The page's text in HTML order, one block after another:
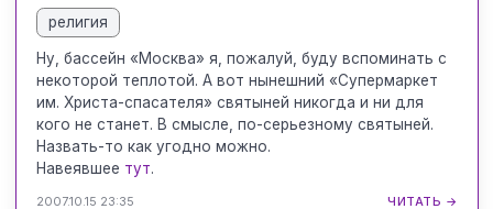
религия
Ну, бассейн «Москва» я, пожалуй, буду вспоминать с
некоторой теплотой. А вот нынешний «Супермаркет
им. Христа-спасателя» святыней никогда и ни для
кого не станет. В смысле, по-серьезному святыней.
Назвать-то как угодно можно.
Навеявшее тут.
2007.10.15 23:35 ЧИТАТЬ →